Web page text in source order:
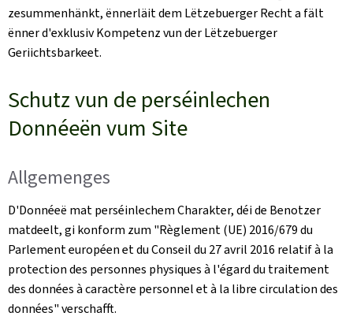
zesummenhänkt, ënnerläit dem Lëtzebuerger Recht a fält
ënner d'exklusiv Kompetenz vun der Lëtzebuerger
Geriichtsbarkeet.
Schutz vun de perséinlechen
Donnéeën vum Site
Allgemenges
D'Donnéeë mat perséinlechem Charakter, déi de Benotzer
matdeelt, gi konform zum "Règlement (UE) 2016/679 du
Parlement européen et du Conseil du 27 avril 2016 relatif à la
protection des personnes physiques à l'égard du traitement
des données à caractère personnel et à la libre circulation des
données" verschafft.